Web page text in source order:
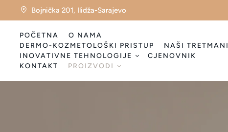
Bojnička 201, Ilidža-Sarajevo
POČETNA
O NAMA
DERMO-KOZMETOLOŠKI PRISTUP
NAŠI TRETMANI
INOVATIVNE TEHNOLOGIJE
CJENOVNIK
KONTAKT
PROIZVODI